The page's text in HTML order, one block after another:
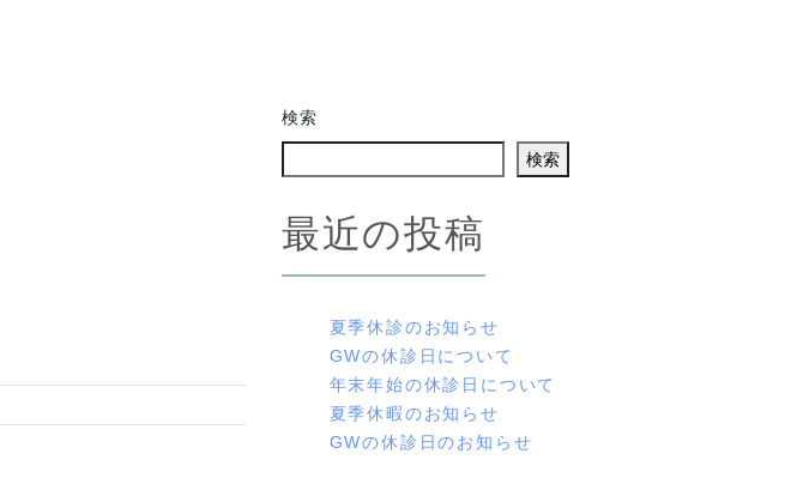
検索
検索
最近の投稿
夏季休診のお知らせ
GWの休診日について
年末年始の休診日について
夏季休暇のお知らせ
GWの休診日のお知らせ